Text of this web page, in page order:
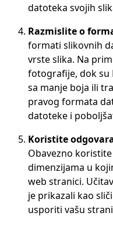
datoteka svojih
Razmislite o
formati slikovnih
vrste slika. Na
fotografije, dok su
sa manje boja ili
pravog formata
datoteke i
Koristite
Obavezno
dimenzijama u
web stranici.
je prikazali kao
usporiti vašu